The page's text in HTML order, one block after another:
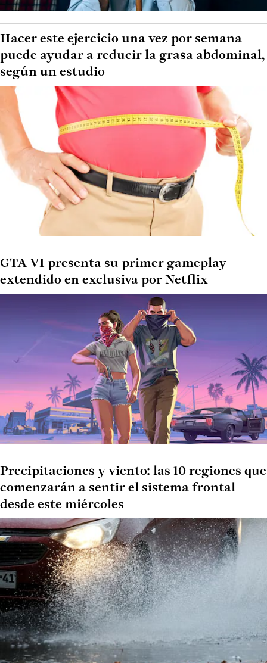
Hacer este ejercicio una vez por semana
puede ayudar a reducir la grasa abdominal,
según un estudio
GTA VI presenta su primer gameplay
extendido en exclusiva por Netflix
Precipitaciones y viento: las 10 regiones que
comenzarán a sentir el sistema frontal
desde este miércoles